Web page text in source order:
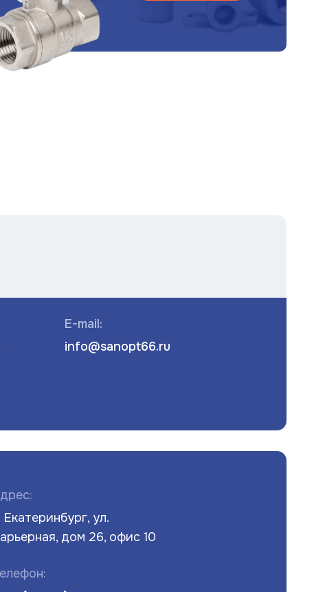
E-mail:
info@sanopt66.ru
Екатеринбург, ул.
дом 26, офис 10